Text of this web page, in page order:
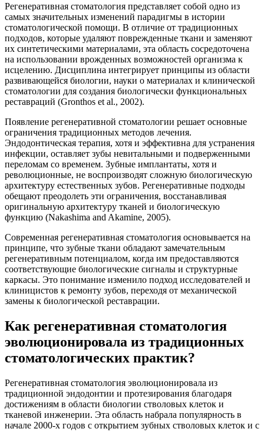
Регенеративная стоматология представляет собой одно из
самых значительных изменений парадигмы в истории
стоматологической помощи. В отличие от традиционных
подходов, которые удаляют поврежденные ткани и заменяют
их синтетическими материалами, эта область сосредоточена
на использовании врожденных возможностей организма к
исцелению. Дисциплина интегрирует принципы из области
развивающейся биологии, науки о материалах и клинической
стоматологии для создания биологически функциональных
реставраций (Gronthos et al., 2002).
Появление регенеративной стоматологии решает основные
ограничения традиционных методов лечения.
Эндодонтическая терапия, хотя и эффективна для устранения
инфекции, оставляет зубы невитальными и подверженными
переломам со временем. Зубные имплантаты, хотя и
революционные, не воспроизводят сложную биологическую
архитектуру естественных зубов. Регенеративные подходы
обещают преодолеть эти ограничения, восстанавливая
оригинальную архитектуру тканей и биологическую
функцию (Nakashima and Akamine, 2005).
Современная регенеративная стоматология основывается на
принципе, что зубные ткани обладают замечательным
регенеративным потенциалом, когда им предоставляются
соответствующие биологические сигналы и структурные
каркасы. Это понимание изменило подход исследователей и
клиницистов к ремонту зубов, переходя от механической
замены к биологической реставрации.
Как регенеративная стоматология
эволюционировала из традиционных
стоматологических практик?
Регенеративная стоматология эволюционировала из
традиционной эндодонтии и протезирования благодаря
достижениям в области биологии стволовых клеток и
тканевой инженерии. Эта область набрала популярность в
начале 2000-х годов с открытием зубных стволовых клеток и с